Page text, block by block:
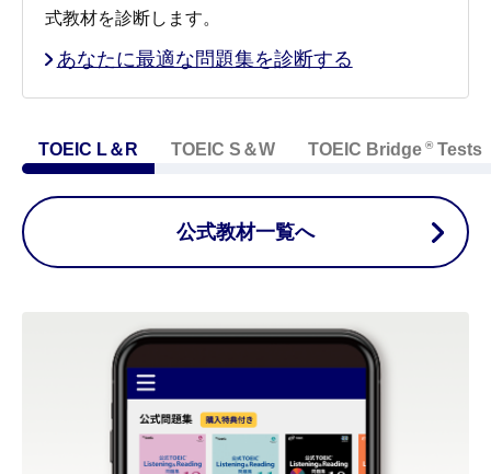
式教材を診断します。
あなたに最適な問題集を診断する
TOEIC L＆R TOEIC S＆W TOEIC Bridge ®Tests
公式教材一覧へ